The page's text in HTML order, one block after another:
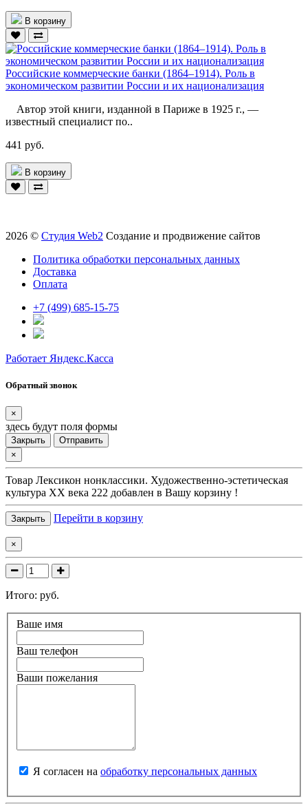
В корзину
Российские коммерческие банки (1864–1914). Роль в
экономическом развитии России и их национализация
Автор этой книги, изданной в Париже в 1925 г., —
известный специалист по..
441 руб.
В корзину
2026 © Студия Web2 Создание и продвижение сайтов
Политика обработки персональных данных
Доставка
Оплата
+7 (499) 685-15-75
Работает Яндекс.Касса
Обратный звонок
×
здесь будут поля формы
Закрыть
Отправить
×
Товар Лексикон нонклассики. Художественно-эстетическая
культура XX века 222 добавлен в Вашу корзину !
Закрыть Перейти в корзину
×
Итого: руб.
Ваше имя
Ваш телефон
Ваши пожелания
Я согласен на обработку персональных данных